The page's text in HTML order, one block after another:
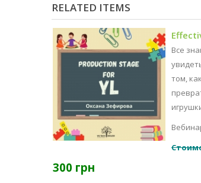
RELATED ITEMS
Все
том,
300 грн